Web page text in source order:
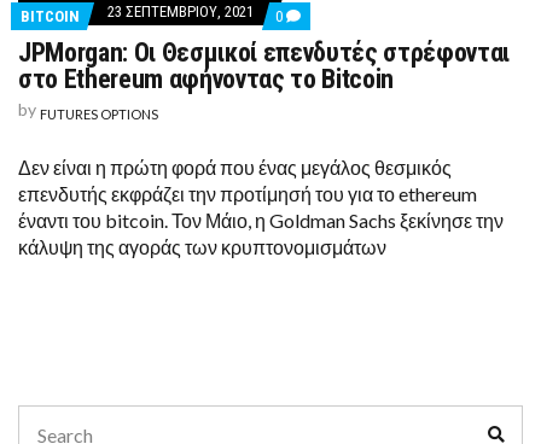
BITCOIN 23 ΣΕΠΤΕΜΒΡΊΟΥ, 2021 0 COMMENTS
ON
JPMORGAN:
ΘΕΣΜΙΚΟΊ
ETHEREUM
ΑΦΉΝΟΝΤΑΣ
ΤΟ
BITCOIN
JPMorgan: Οι Θεσμικοί επενδυτές στρέφονται
στο Ethereum αφήνοντας το Bitcoin
by FUTURES OPTIONS
Δεν είναι η πρώτη φορά που ένας μεγάλος θεσμικός
επενδυτής εκφράζει την προτίμησή του για το ethereum
έναντι του bitcoin. Τον Μάιο, η Goldman Sachs ξεκίνησε την
κάλυψη της αγοράς των κρυπτονομισμάτων
for: